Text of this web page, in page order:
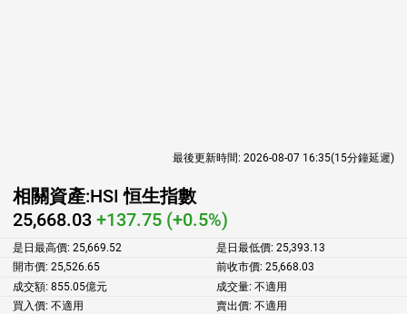
最後更新時間: 2026-08-07 16:35(15分鐘延遲)
相關資產:HSI 恒生指數
25,668.03 +137.75 (+0.5%)
是日最高價: 25,669.52 是日最低價: 25,393.13
開市價: 25,526.65 前收市價: 25,668.03
成交額: 855.05億元 成交量: 不適用
買入價: 不適用 賣出價: 不適用